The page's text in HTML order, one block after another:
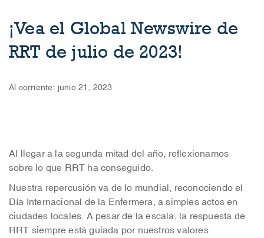
¡Vea el Global Newswire de
RRT de julio de 2023!
Al corriente: junio 21, 2023
Al llegar a la segunda mitad del año, reflexionamos
sobre lo que RRT ha conseguido.
Nuestra repercusión va de lo mundial, reconociendo el
Día Internacional de la Enfermera, a simples actos en
ciudades locales. A pesar de la escala, la respuesta de
RRT siempre está guiada por nuestros valores